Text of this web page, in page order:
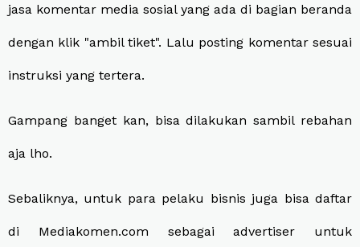
jasa komentar media sosial yang ada di bagian beranda
dengan klik "ambil tiket". Lalu posting komentar sesuai
instruksi yang tertera.
Gampang banget kan, bisa dilakukan sambil rebahan
aja lho.
Sebaliknya, untuk para pelaku bisnis juga bisa daftar
di Mediakomen.com sebagai advertiser untuk